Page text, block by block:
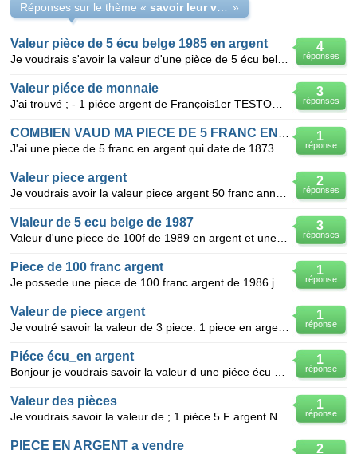
Réponses sur le thème « »
4
réponses
Valeur pièce de 5 écu belge 1985 en argent
3
réponses
Valeur piéce de monnaie
1
réponse
2
réponses
Valeur piece argent
3
réponses
Vlaleur de 5 ecu belge de 1987
1
réponse
Piece de 100 franc argent
1
réponse
Valeur de piece argent
1
réponse
Piéce écu_en argent
1
réponse
Valeur des pièces
2
PIECE EN ARGENT a vendre